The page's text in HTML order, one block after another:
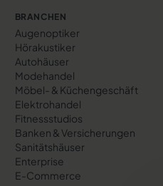
BRANCHEN
Augenoptiker
Hörakustiker
Autohäuser
Modehandel
Möbel- & Küchengeschäft
Elektrohandel
Fitnessstudios
Banken & Versicherungen
Sanitätshäuser
Enterprise
E-Commerce